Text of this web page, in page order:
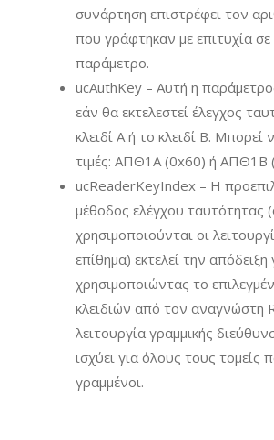
συνάρτηση επιστρέφει τον
που γράφτηκαν με επιτυχία
παράμετρο.
ucAuthKey – Αυτή η
εάν θα εκτελεστεί έλεγχος
κλειδί A ή το κλειδί B. Μπορεί
τιμές: ΑΠΘ1Α (0x60) ή ΑΠΘ1Β
ucReaderKeyIndex – Η
μέθοδος ελέγχου ταυτότητας
χρησιμοποιούνται οι
επίθημα) εκτελεί την
χρησιμοποιώντας το
κλειδιών από τον αναγνώστη
λειτουργία γραμμικής
ισχύει για όλους τους τομείς
γραμμένοι.